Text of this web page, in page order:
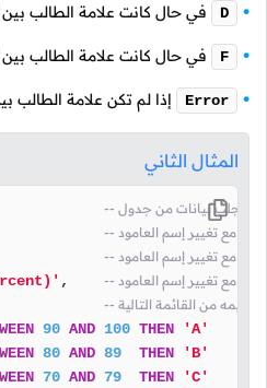
D في حال كانت علامة الطالب بين
F في حال كانت علامة الطالب بين
Error إذا لم تكن علامة الطالب
المثال الثاني
مع تغيير إسم العامود
مع تغيير إسم العامود
, مع تغيير إسم العامود
قيمه من القائمة التالية
90 AND 100 THEN
'A'
80 AND 89 THEN
'B'
70 AND 79 THEN
'C'